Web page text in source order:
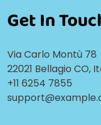
Get In
Via Carlo Montù 78
22021 Bellagio CO,
+11 6254 7855